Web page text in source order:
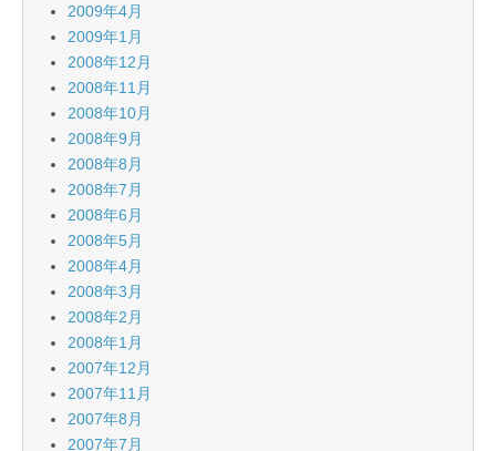
2009年4月
2009年1月
2008年12月
2008年11月
2008年10月
2008年9月
2008年8月
2008年7月
2008年6月
2008年5月
2008年4月
2008年3月
2008年2月
2008年1月
2007年12月
2007年11月
2007年8月
2007年7月